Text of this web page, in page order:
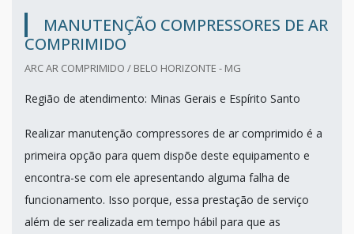
MANUTENÇÃO COMPRESSORES DE AR
COMPRIMIDO
ARC AR COMPRIMIDO / BELO HORIZONTE - MG
Região de atendimento: Minas Gerais e Espírito Santo
Realizar manutenção compressores de ar comprimido é a
primeira opção para quem dispõe deste equipamento e
encontra-se com ele apresentando alguma falha de
funcionamento. Isso porque, essa prestação de serviço
além de ser realizada em tempo hábil para que as